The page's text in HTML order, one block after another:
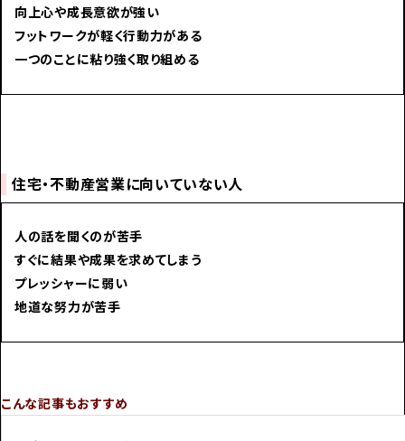
向上心や成長意欲が強い
フットワークが軽く行動力がある
一つのことに粘り強く取り組める
住宅・不動産営業に向いていない人
人の話を聞くのが苦手
すぐに結果や成果を求めてしまう
プレッシャーに弱い
地道な努力が苦手
こんな記事もおすすめ